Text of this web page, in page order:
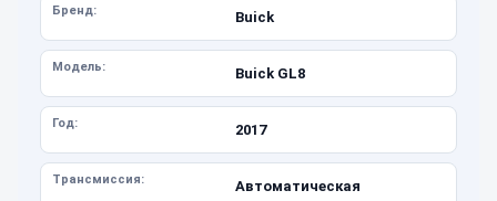
Бренд: Buick
Модель: Buick GL8
Год: 2017
Трансмиссия: Автоматическая